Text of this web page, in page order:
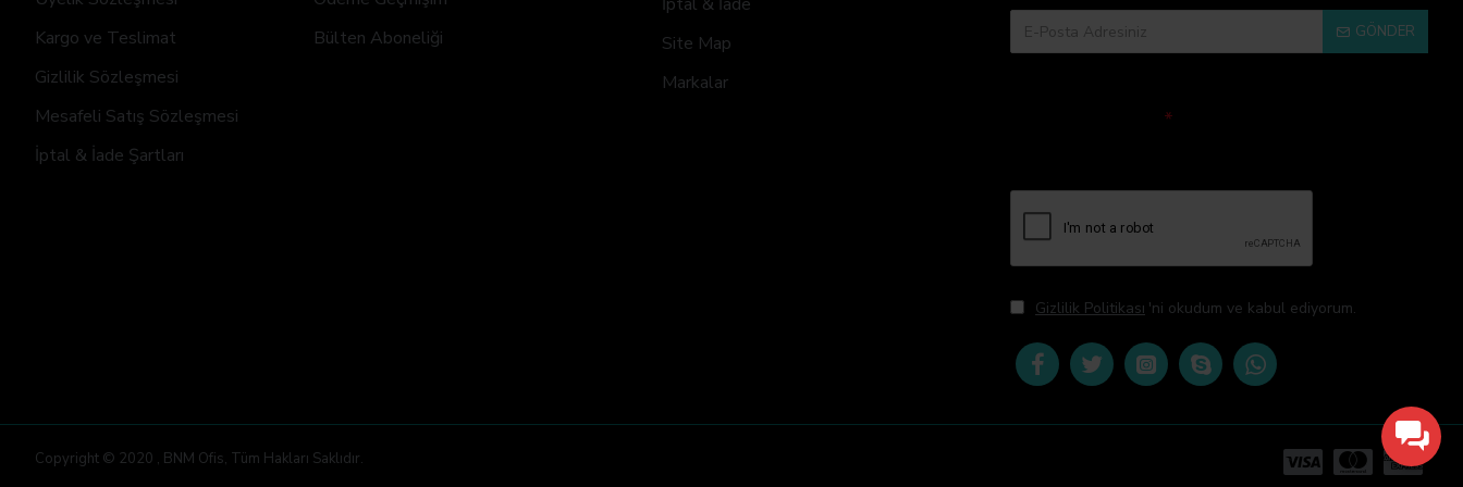
Kargo ve Teslimat
Gizlilik Sözleşmesi
Mesafeli Satış Sözleşmesi
İptal & İade Şartları
Bülten Aboneliği
Site Map
Markalar
GÖNDER
Gizlilik Politikası 'ni okudum ve kabul ediyorum.
Copyright © 2020 , BNM Ofis, Tüm Hakları Saklıdır.